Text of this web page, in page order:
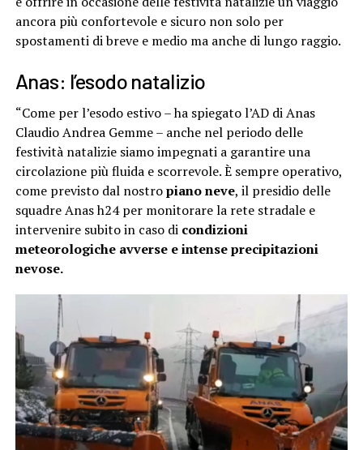
ancora più confortevole e sicuro non solo per
spostamenti di breve e medio ma anche di lungo raggio.
Anas: l’esodo natalizio
“Come per l’esodo estivo – ha spiegato l’AD di Anas
Claudio Andrea Gemme – anche nel periodo delle
festività natalizie siamo impegnati a garantire una
circolazione più fluida e scorrevole. È sempre operativo,
come previsto dal nostropiano neve, il presidio delle
squadre Anas h24 per monitorare la rete stradale e
intervenire subito in caso di condizioni
meteorologiche avverse e intense precipitazioni
nevose.